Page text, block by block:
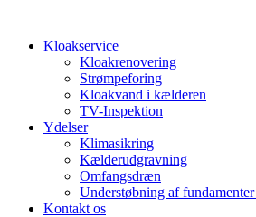
indholdKloakservice
Kloakrenovering
Strømpeforing
Kloakvand i kælderen
TV-Inspektion
Ydelser
Klimasikring
Kælderudgravning
Omfangsdræn
Understøbning af fundamenter
Kontakt os